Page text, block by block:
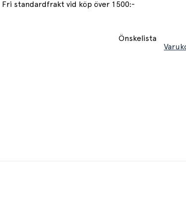
Fri standardfrakt vid köp över 1500:-
Önskelista